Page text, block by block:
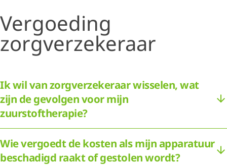
Vergoeding
zorgverzekeraar
Ik wil van zorgverzekeraar wisselen, wat
zijn de gevolgen voor mijn
zuurstoftherapie?
Wie vergoedt de kosten als mijn apparatuur
beschadigd raakt of gestolen wordt?